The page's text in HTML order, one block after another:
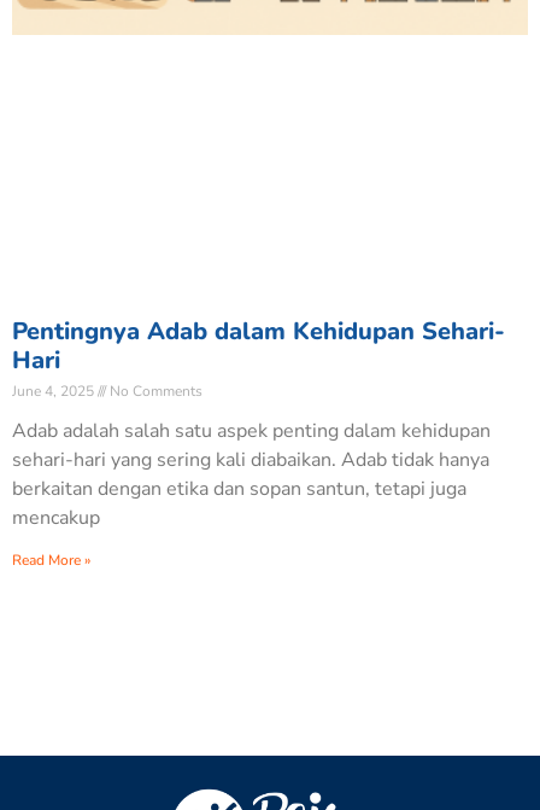
Pentingnya Adab dalam Kehidupan Sehari-
Hari
June 4, 2025 No Comments
Adab adalah salah satu aspek penting dalam kehidupan
sehari-hari yang sering kali diabaikan. Adab tidak hanya
berkaitan dengan etika dan sopan santun, tetapi juga
mencakup
Read More »